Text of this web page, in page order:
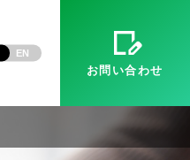
EN
お問い合わせ